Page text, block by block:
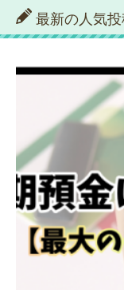
最新の人気